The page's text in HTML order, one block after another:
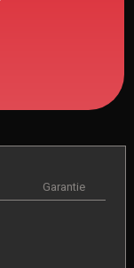
Garantie